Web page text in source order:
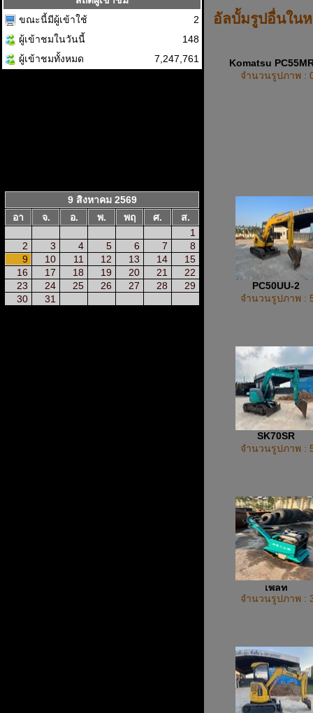
ขณะนี้มีผู้เข้าใช้
2
ผู้เข้าชมในวันนี้
148
ผู้เข้าชมทั้งหมด
7,247,761
9 สิงหาคม 2569
อา
จ. อ. พ. พฤ ศ.
ส.
1
2
3 4 5 6 7
8
9
10 11 12 13 14
15
16
17 18 19 20 21
22
23
24 25 26 27 28
29
30
31
อัลบั้มรูปอื่นใน
Komatsu
จำนวนรูปภาพ :
PC50UU-2
จำนวนรูปภาพ :
SK70SR
จำนวนรูปภาพ :
เพลท
จำนวนรูปภาพ :